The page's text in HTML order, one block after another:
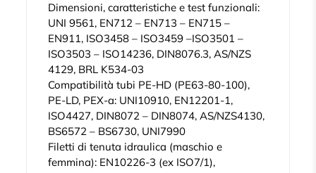
Dimensioni, caratteristiche e test funzionali:
UNI 9561, EN712 – EN713 – EN715 –
EN911, ISO3458 – ISO3459 –ISO3501 –
ISO3503 – ISO14236, DIN8076.3, AS/NZS
4129, BRL K534-03
Compatibilità tubi PE-HD (PE63-80-100),
PE-LD, PEX-a: UNI10910, EN12201-1,
ISO4427, DIN8072 – DIN8074, AS/NZS4130,
BS6572 – BS6730, UNI7990
Filetti di tenuta idraulica (maschio e
femmina): EN10226-3 (ex ISO7/1),